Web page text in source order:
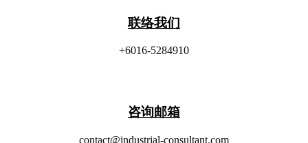
联络我们
+6016-5284910
​咨询邮箱
contact@industrial-consultant.com